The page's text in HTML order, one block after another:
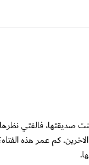
فالفتي نظرها
كم عمر هذه